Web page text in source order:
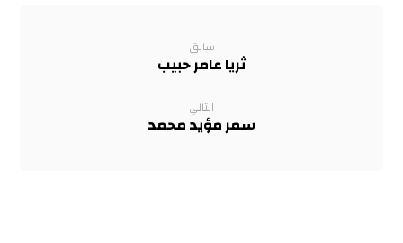
سابق
ثريا عامر حبيب
التالي
سمر مؤيد محمد